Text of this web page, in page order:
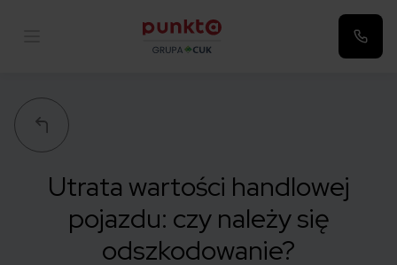
Utrata wartości handlowej
pojazdu: czy należy się
odszkodowanie?